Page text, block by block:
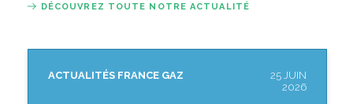
DÉCOUVREZ TOUTE NOTRE ACTUALITÉ
ACTUALITÉS FRANCE GAZ
25 JUIN
2026